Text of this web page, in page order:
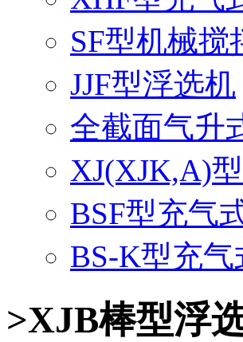
SF型机械搅
JJF型浮选机
全截面气升
XJ(XJK,A)
BSF型充气
BS-K型充
>XJB棒型浮